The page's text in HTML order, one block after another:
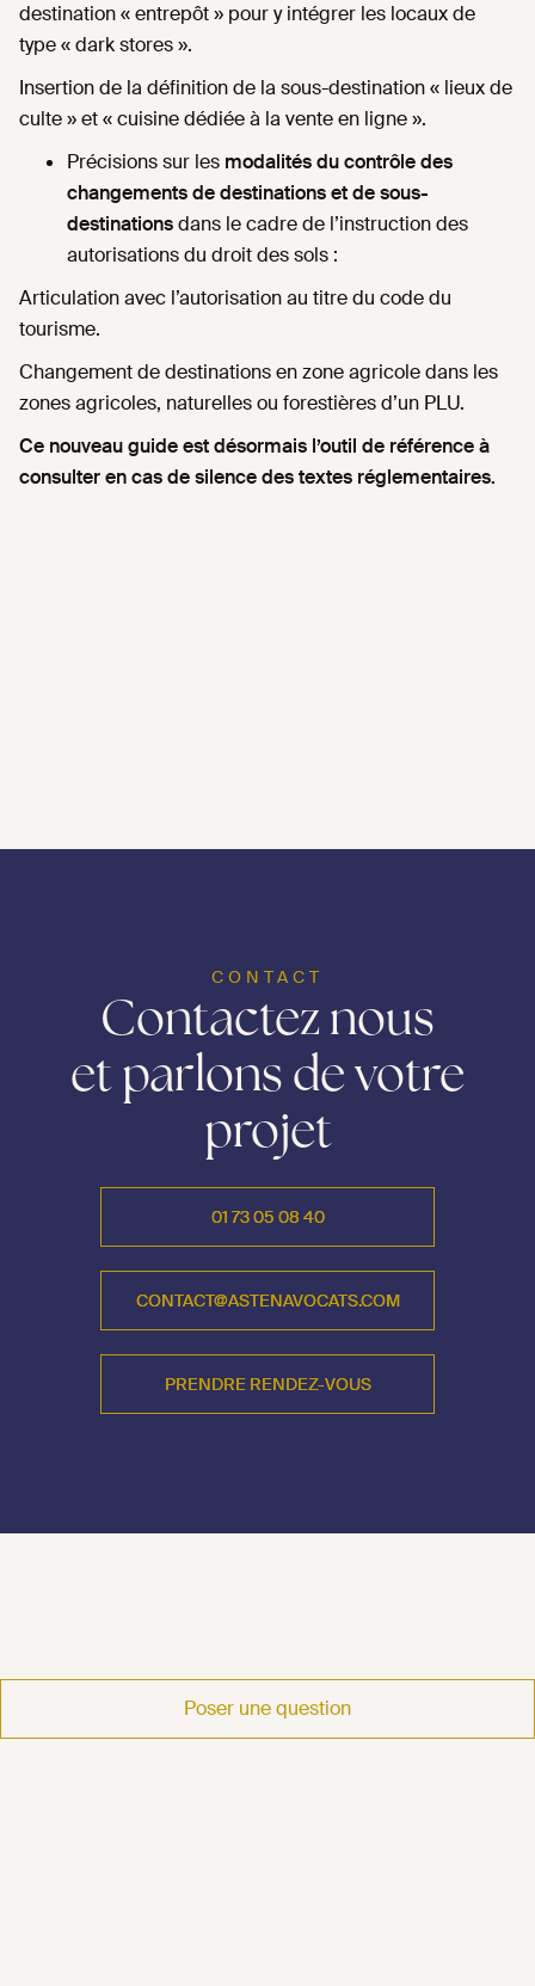
destination « entrepôt » pour y intégrer les locaux de
type « dark stores ».
Insertion de la définition de la sous-destination « lieux de
culte » et « cuisine dédiée à la vente en ligne ».
Précisions sur les modalités du contrôle des
changements de destinations et de sous-
destinationsdans le cadre de l’instruction des
autorisations du droit des sols :
Articulation avec l’autorisation au titre du code du
tourisme.
Changement de destinations en zone agricole dans les
zones agricoles, naturelles ou forestières d’un PLU.
Ce nouveau guide est désormais l’outil de référence à
consulter en cas de silence des textes réglementaires.
CONTACT
Contactez nous
et parlons de votre
projet
01 73 05 08 40
01 73 05 08 40
CONTACT@ASTENAVOCATS.COM
CONTACT@ASTENAVOCATS.COM
PRENDRE RENDEZ-VOUS
PRENDRE RENDEZ-VOUS
Poser une question